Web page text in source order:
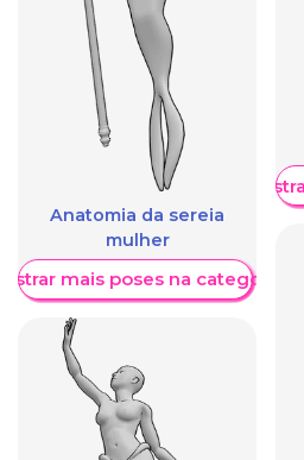
Anatomia da sereia
mulher
mais poses na categoria